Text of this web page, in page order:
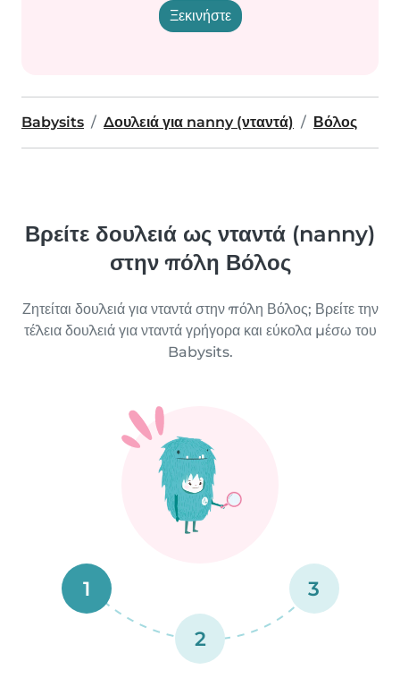
Ξεκινήστε
Babysits Δουλειά για nanny (νταντά) Βόλος
Βρείτε δουλειά ως νταντά (nanny)
στην πόλη Βόλος
Ζητείται δουλειά για νταντά στην πόλη Βόλος; Βρείτε την
τέλεια δουλειά για νταντά γρήγορα και εύκολα μέσω του
Babysits.
1
2
3